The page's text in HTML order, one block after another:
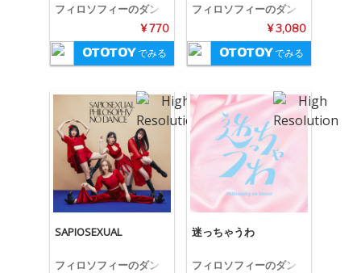
フィロソフィーのダン
¥ 770
でみる
フィロソフィーのダン
¥ 3,080
でみる
SAPIOSEXUAL
フィロソフィーのダン
迷っちゃうわ
フィロソフィーのダン